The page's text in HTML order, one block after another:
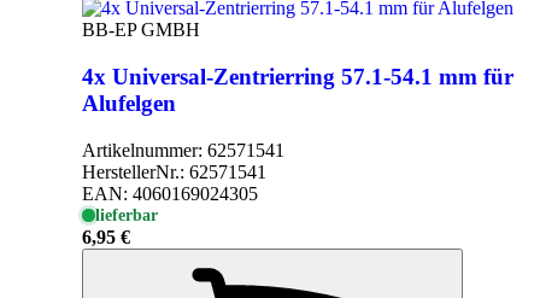
BB-EP GMBH
4x Universal-Zentrierring 57.1-54.1 mm für
Alufelgen
Artikelnummer: 62571541
HerstellerNr.: 62571541
EAN: 4060169024305
lieferbar
6,95 €